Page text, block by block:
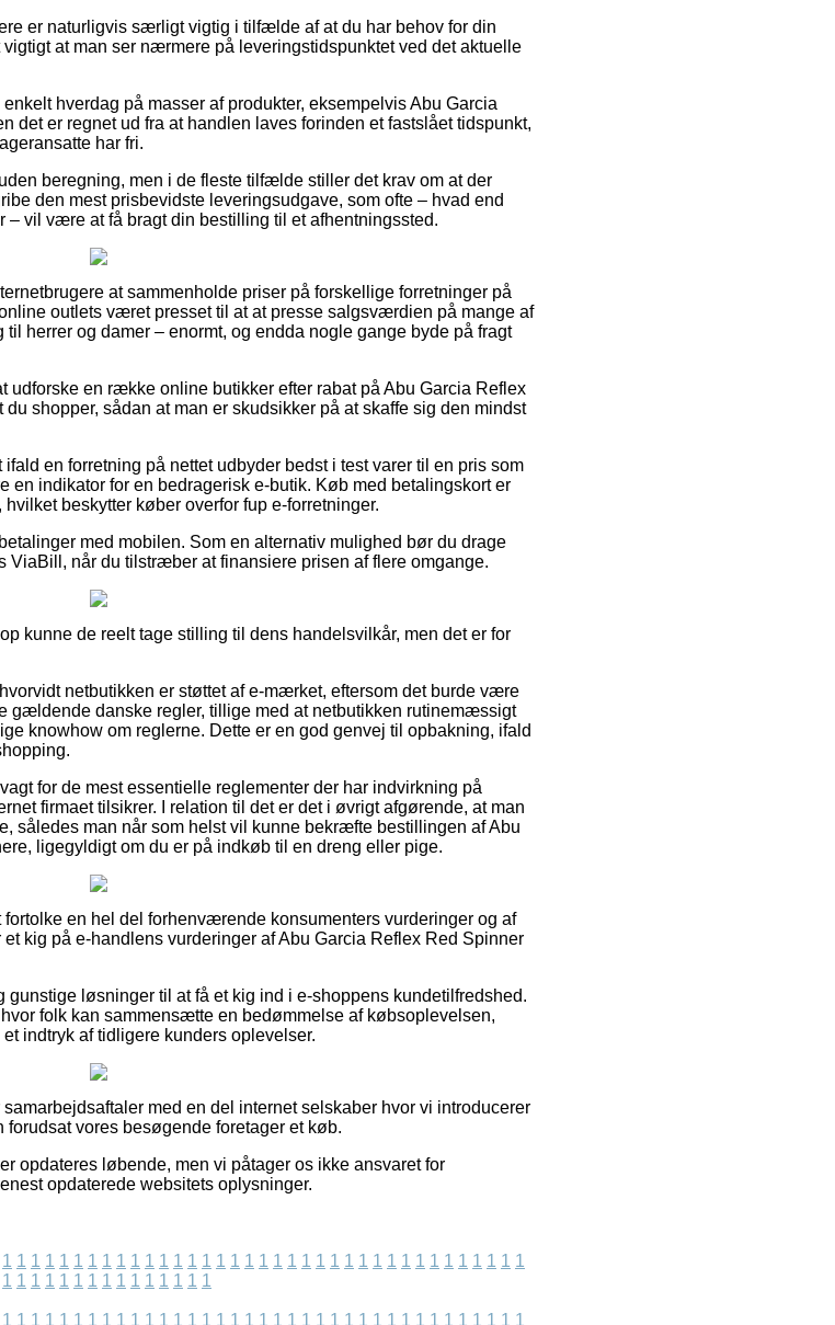
er naturligvis særligt vigtig i tilfælde af at du har behov for din
at man ser nærmere på leveringstidspunktet ved det aktuelle
hverdag på masser af produkter, eksempelvis Abu Garcia
det er regnet ud fra at handlen laves forinden et fastslået tidspunkt,
har fri.
beregning, men i de fleste tilfælde stiller det krav om at der
den mest prisbevidste leveringsudgave, som ofte – hvad end
vil være at få bragt din bestilling til et afhentningssted.
at sammenholde priser på forskellige forretninger på
outlets været presset til at at presse salgsværdien på mange af
herrer og damer – enormt, og endda nogle gange byde på fragt
udforske en række online butikker efter rabat på Abu Garcia Reflex
shopper, sådan at man er skudsikker på at skaffe sig den mindst
en forretning på nettet udbyder bedst i test varer til en pris som
en indikator for en bedragerisk e-butik. Køb med betalingskort er
beskytter køber overfor fup e-forretninger.
med mobilen. Som en alternativ mulighed bør du drage
ViaBill, når du tilstræber at finansiere prisen af flere omgange.
kunne de reelt tage stilling til dens handelsvilkår, men det er for
netbutikken er støttet af e-mærket, eftersom det burde være
gældende danske regler, tillige med at netbutikken rutinemæssigt
knowhow om reglerne. Dette er en god genvej til opbakning, ifald
for de mest essentielle reglementer der har indvirkning på
firmaet tilsikrer. I relation til det er det i øvrigt afgørende, at man
således man når som helst vil kunne bekræfte bestillingen af Abu
ligegyldigt om du er på indkøb til en dreng eller pige.
en hel del forhenværende konsumenters vurderinger og af
kig på e-handlens vurderinger af Abu Garcia Reflex Red Spinner
løsninger til at få et kig ind i e-shoppens kundetilfredshed.
folk kan sammensætte en bedømmelse af købsoplevelsen,
indtryk af tidligere kunders oplevelser.
med en del internet selskaber hvor vi introducerer
vores besøgende foretager et køb.
opdateres løbende, men vi påtager os ikke ansvaret for
opdaterede websitets oplysninger.
1 1 1 1 1 1 1 1 1 1 1 1 1 1 1 1 1 1 1 1 1 1 1 1 1 1 1 1 1 1 1 1 1 1 1 1 1
1 1 1 1 1 1 1 1 1 1 1 1 1 1 1
1 1 1 1 1 1 1 1 1 1 1 1 1 1 1 1 1 1 1 1 1 1 1 1 1 1 1 1 1 1 1 1 1 1 1 1 1